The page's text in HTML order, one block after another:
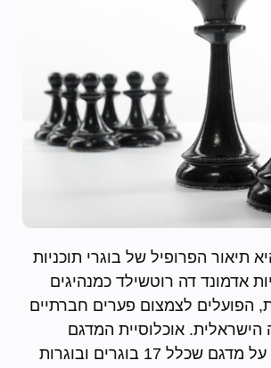
תיאור הפרופיל של בוגרי תוכניות
אדמונד דה רוטשילד כמנהיגים
הפועלים לצמצום פערים חברתיים
הישראלית. אוכלוסיית המדגם
המחקר התבסס על מדגם שכלל 17 בוגרים ובוגרות